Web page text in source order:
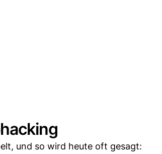
und so wird heute oft gesagt: